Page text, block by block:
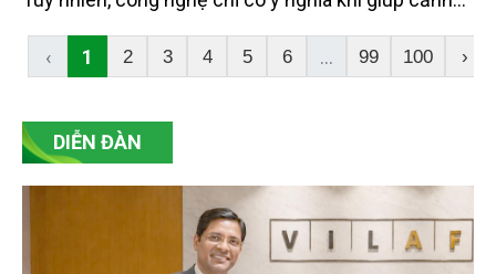
được thông tin từ nơi khai thác đến khâu truy xuất
nguồn gốc.
‹ 1 2 3 4 5 6 ... 99 100 ›
DIỄN ĐÀN